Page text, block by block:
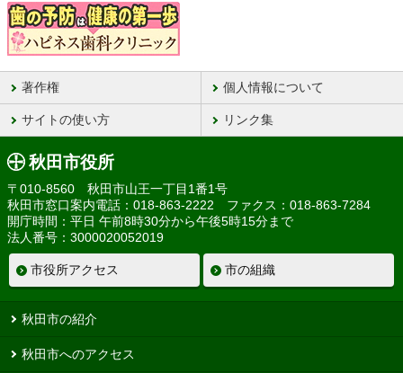
著作権 個人情報について
サイトの使い方 リンク集
秋田市役所
〒010-8560 秋田市山王一丁目1番1号
秋田市窓口案内電話：018-863-2222 ファクス：018-863-7284
開庁時間：平日 午前8時30分から午後5時15分まで
法人番号：3000020052019
市役所アクセス 市の組織
秋田市の紹介
秋田市へのアクセス